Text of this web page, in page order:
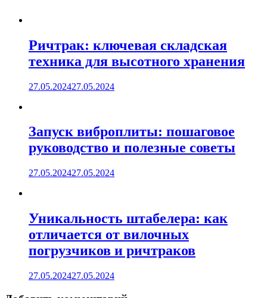
Ричтрак: ключевая складская
техника для высотного хранения
27.05.202427.05.2024
Запуск виброплиты: пошаговое
руководство и полезные советы
27.05.202427.05.2024
Уникальность штабелера: как
отличается от вилочных
погрузчиков и ричтраков
27.05.202427.05.2024